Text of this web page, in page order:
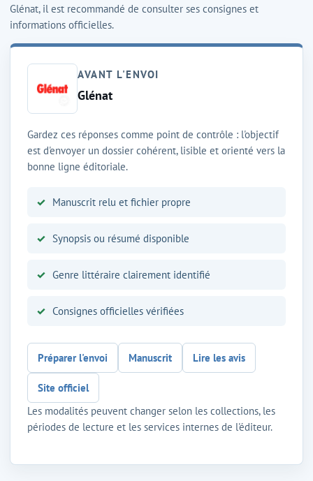
Glénat, il est recommandé de consulter ses consignes et
informations officielles.
AVANT L'ENVOI
Glénat
Gardez ces réponses comme point de contrôle : l'objectif
est d'envoyer un dossier cohérent, lisible et orienté vers la
bonne ligne éditoriale.
Manuscrit relu et fichier propre
Synopsis ou résumé disponible
Genre littéraire clairement identifié
Consignes officielles vérifiées
Préparer l'envoi Manuscrit Lire les avis
Site officiel
Les modalités peuvent changer selon les collections, les
périodes de lecture et les services internes de l'éditeur.